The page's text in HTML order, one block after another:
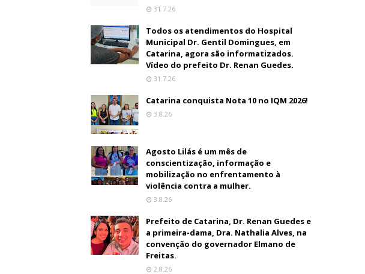
31.7.26
Todos os atendimentos do Hospital
Municipal Dr. Gentil Domingues, em
Catarina, agora são informatizados.
Vídeo do prefeito Dr. Renan Guedes.
31.7.26
Catarina conquista Nota 10 no IQM 2026!
3.8.26
Agosto Lilás é um mês de
conscientização, informação e
mobilização no enfrentamento à
violência contra a mulher.
3.8.26
Prefeito de Catarina, Dr. Renan Guedes e
a primeira-dama, Dra. Nathalia Alves, na
convenção do governador Elmano de
Freitas.
2.8.26